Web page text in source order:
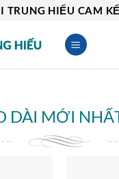
TRUNG HIẾU CAM
DÀI MỚI